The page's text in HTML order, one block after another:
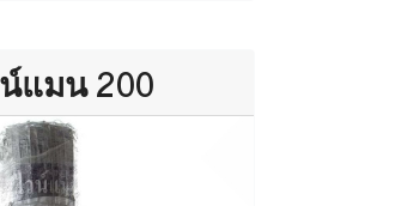
แมน 200